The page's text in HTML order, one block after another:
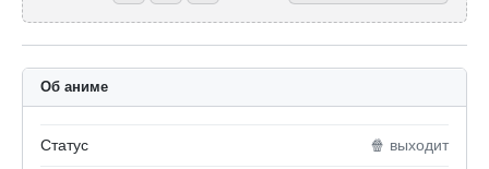
Об аниме
Статус 🍿 выходит